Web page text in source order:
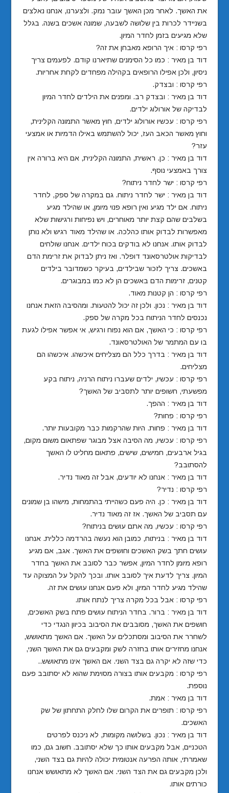
את האשך. לאחר מכן האשך עובר נמק. ולצערנו, אנחנו נאלצים
בשניידר לכרות בין שלושה לשבעה, שמונה אשכים בשנה. בגלל
שלא מגיעים בזמן לחדר המיון.
רפי קרסו : איך הרופא מאבחן את זה?
דוד בן מאיר : כמו כל הסימנים שתיארנו קודם. לפעמים צריך
ניסיון, ולכן אפילו הרופאים בקהילה מפחדים לקחת אחריות.
רפי קרסו : ובצדק.
דוד בן מאיר : ובצדק רב. ומפנים את הילדים לחדר המיון
לבדיקה של אורולוג ילדים.
רפי קרסו : עכשיו אורולוג ילדים, חוץ מאשר התמונה הקלינית,
וחוץ מאשר הכאב העז, יכול להשתמש באילו הדמיות או אמצעי
עזר?
דוד בן מאיר : כן. ראשית, התמונה הקלינית, אם היא ברורה אין
צורך באמצעי נוסף.
רפי קרסו : ישר לחדר ניתוח?
דוד בן מאיר : ישר לחדר ניתוח. גם במקרה של ספק, לחדר
ניתוח. אם ילד מגיע ואין רופא פנוי מיומן, או שהילד מגיע
בשלבים שהם קצת יותר מאוחרים, ויש נפיחות ורגישות שלא
מאפשרות לבדוק אותו כהלכה. או שהילד מאוד רגיש ולא נותן
לבדוק אותו. אנחנו לא בודקים בכוח ילדים. אנחנו שולחים
לבדיקות אולטרסאונד דופלר. ואז ניתן לבדוק את זרימת הדם
באשכים. צריך לזכור שבילדים, בעיקר כשמדובר בילדים
קטנים, זרימות הדם באשכים הן לא כמו במבוגרים.
רפי קרסו : הן קטנות מאוד.
דוד בן מאיר : נכון. ולכן זה יכול להטעות. ומהסיבה הזאת אנחנו
נכנסים לחדר הניתוח בכל מקרה של ספק.
רפי קרסו : כי האשך, אם הוא נפוח ורגיש, אי אפשר אפילו לגעת
בו עם המתמר של האולטרסאונד.
דוד בן מאיר : בדרך כלל הם מצליחים איכשהו. איכשהו הם
מצליחים.
רפי קרסו : עכשיו, ילדים שעברו ניתוח הרניה, ניתוח בקע
מפשעתי, חשופים יותר לתסביב של האשך?
דוד בן מאיר : ההפך.
רפי קרסו : פחות?
דוד בן מאיר : פחות. היות שהרקמות כבר מקובעות יותר.
רפי קרסו : עכשיו, מה הסיבה אצל מבוגר שפתאום משום מקום,
בגיל ארבעים, חמישים, שישים, פתאום מחליט לו האשך
להסתובב?
דוד בן מאיר : אנחנו לא יודעים, אבל זה מאוד נדיר.
רפי קרסו : נדיר?
דוד בן מאיר : כן. היה פעם כשהייתי בהתמחות, מישהו בן שמונים
עם תסביב של האשך. אז זה מאוד נדיר.
רפי קרסו : עכשיו, מה אתם עושים בניתוח?
דוד בן מאיר : בניתוח, כמובן הוא נעשה בהרדמה כללית. אנחנו
עושים חתך בשק האשכים וחושפים את האשך. אגב, אם מגיע
רופא מיומן לחדר המיון, אפשר כבר לסובב את האשך בחדר
המיון. צריך לדעת איך לסובב אותו. ובכך להקל על המצוקה עד
שהילד מגיע לחדר המיון, ולא פעם אנחנו עושים את זה.
רפי קרסו : אבל בכל מקרה צריך לנתח אותו.
דוד בן מאיר : ברור. בחדר הניתוח עושים פתח בשק האשכים,
חושפים את האשך, מסובבים את הסיבוב בכיוון הנגדי כדי
לשחרר את הסיבוב ומסתכלים על האשך. אם האשך מתאושש,
אנחנו מחזירים אותו בחזרה לשק ומקבעים גם את האשך השני,
כדי שזה לא יקרה גם בצד השני. אם האשך אינו מתאושש..
רפי קרסו : מקבעים אותו בצורה מסוימת שהוא לא יסתובב פעם
נוספת.
דוד בן מאיר : אמת.
רפי קרסו : תופרים את הקרום שלו לחלק התחתון של שק
האשכים.
דוד בן מאיר : נכון. בשלושה מקומות, לא ניכנס לפרטים
הטכניים, אבל מקבעים אותו כך שלא יסתובב. חשוב גם, כמו
שאמרתי, אותה הפרעה אנטומית יכולה להיות גם בצד השני,
ולכן מקבעים גם את הצד השני. אם האשך לא מתאושש אנחנו
כורתים אותו.